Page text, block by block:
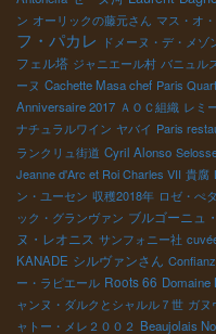
ン オーリックの藤元さん マス・オ
フ・パカレ
ドメーヌ・デ・メゾ
フェル塔 ジャニエール村 バニュル
ーヌ Cachette Masa chef Paris
Anniversaire 2017 ＡＯＣ組織 レミ
ナチュラルワイン ヤバイ Paris
ランクリュ街道 Cyril Alonso
Jeanne d'Arc et Roi Charles VII 貴腐
ン・ユーセン 収穫2018年 ロゼ・ぺ
ック・グランヴァン ブルゴーニュ
ヌ・レオニス サンフォニー社
KANADE シルヴァンさん
ー・ラピエール Roots 66 Domaine
ャンヌ・ダルクとシャルル７世 ガヌ
ャトー・メレ２００２ Beaujolais